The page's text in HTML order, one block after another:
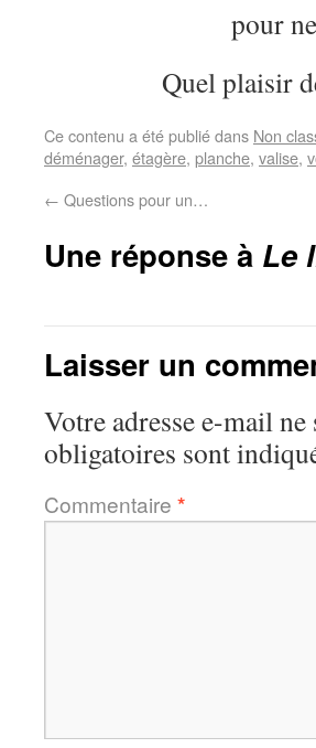
pour
Quel plaisir
Ce contenu a été publié dans Non
déménager, étagère, planche, valise,
← Questions pour un…
Une réponse à Le
Laisser un
Votre adresse e-mail ne
obligatoires sont
Commentaire *